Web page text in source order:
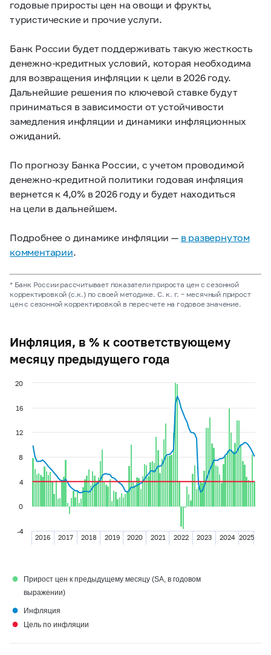
годовые приросты цен на овощи и фрукты,
туристические и прочие услуги.
Банк России будет поддерживать такую жесткость
денежно-кредитных условий, которая необходима
для возвращения инфляции к цели в 2026 году.
Дальнейшие решения по ключевой ставке будут
приниматься в зависимости от устойчивости
замедления инфляции и динамики инфляционных
ожиданий.
По прогнозу Банка России, с учетом проводимой
денежно-кредитной политики годовая инфляция
вернется к 4,0% в 2026 году и будет находиться
на цели в дальнейшем.
Подробнее о динамике инфляции — в развернутом
комментарии.
* Банк России рассчитывает показатели прироста цен с сезонной
корректировкой (с.к.) по своей методике. С. к. г. – месячный прирост
цен с сезонной корректировкой в пересчете на годовое значение.
Инфляция, в % к соответствующему
месяцу предыдущего года
2016 2017 2018 2019 2020 2021 2022 2023 2024 2025
-4
0
4
8
12
16
20
●
Прирост цен к предыдущему месяцу (SA, в годовом
выражении)
● Инфляция
● Цель по инфляции